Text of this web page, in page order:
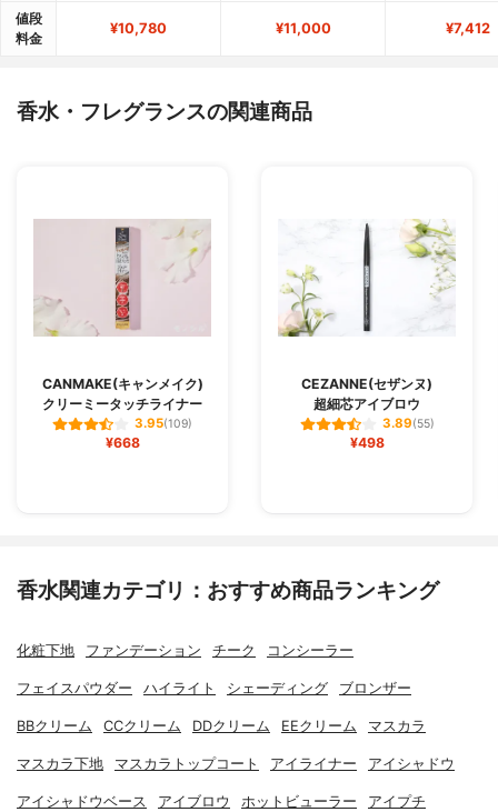
値段
料金
¥10,780 ¥11,000 ¥7,412
香水・フレグランスの関連商品
CANMAKE(キャンメイク)
クリーミータッチライナー
3.95(109)
¥668
CEZANNE(セザンヌ)
超細芯アイブロウ
3.89(55)
¥498
香水関連カテゴリ：おすすめ商品ランキング
化粧下地 ファンデーション チーク コンシーラー
フェイスパウダー ハイライト シェーディング ブロンザー
BBクリーム CCクリーム DDクリーム EEクリーム マスカラ
マスカラ下地 マスカラトップコート アイライナー アイシャドウ
アイシャドウベース アイブロウ ホットビューラー アイプチ